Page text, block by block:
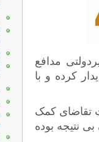
مدافع
کرده و با
تقاضای کمک
نتیجه بوده